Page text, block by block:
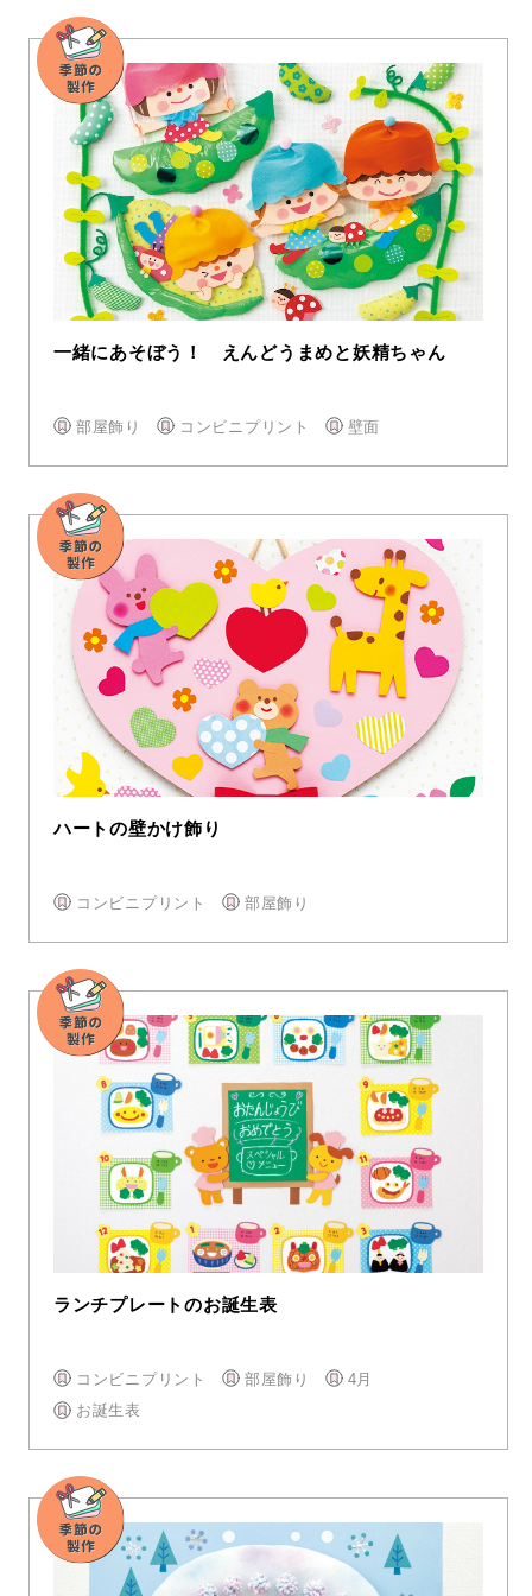
一緒にあそぼう！ えんどうまめと妖精ちゃん
部屋飾り コンビニプリント 壁面
ハートの壁かけ飾り
コンビニプリント 部屋飾り
ランチプレートのお誕生表
コンビニプリント 部屋飾り
4月
お誕生表